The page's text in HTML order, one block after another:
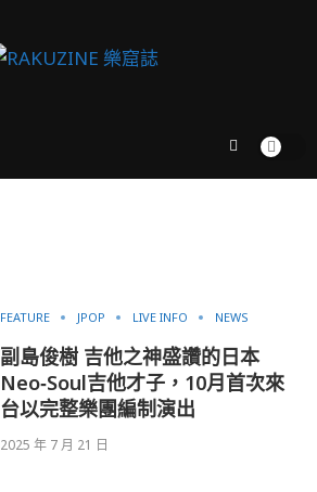
FEATURE JPOP LIVE INFO NEWS
副島俊樹 吉他之神盛讚的日本
Neo‑Soul吉他才子，10月首次來
台以完整樂團編制演出
2025 年 7 月 21 日